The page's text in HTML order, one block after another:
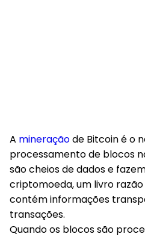
A mineraçãode Bitcoin é o
processamento de blocos
são cheios de dados e
criptomoeda, um livro
contém informações
transações.
Quando os blocos são